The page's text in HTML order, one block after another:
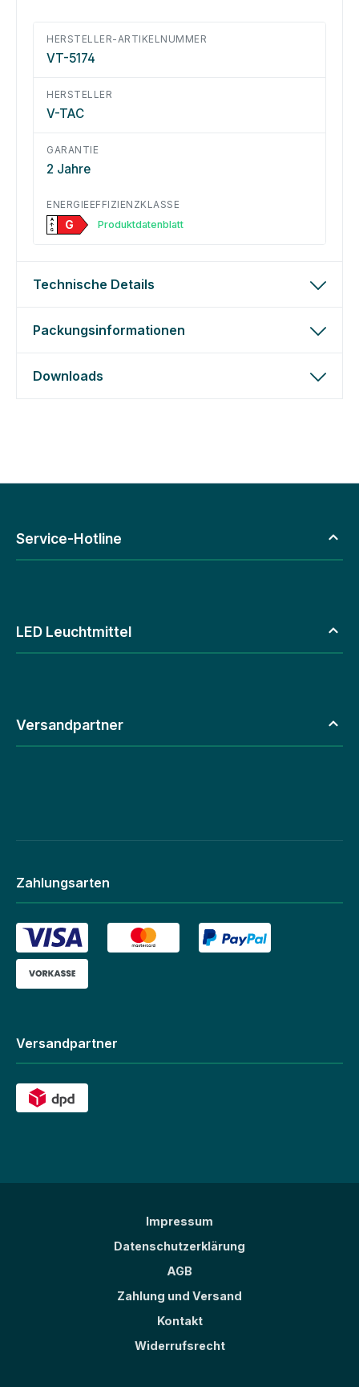
HERSTELLER-ARTIKELNUMMER
VT-5174
HERSTELLER
V-TAC
GARANTIE
2 Jahre
ENERGIEEFFIZIENZKLASSE
A
↑
G G Produktdatenblatt
Technische Details
Packungsinformationen
Downloads
Service-Hotline
LED Leuchtmittel
Versandpartner
Zahlungsarten
Versandpartner
Impressum
Datenschutzerklärung
AGB
Zahlung und Versand
Kontakt
Widerrufsrecht